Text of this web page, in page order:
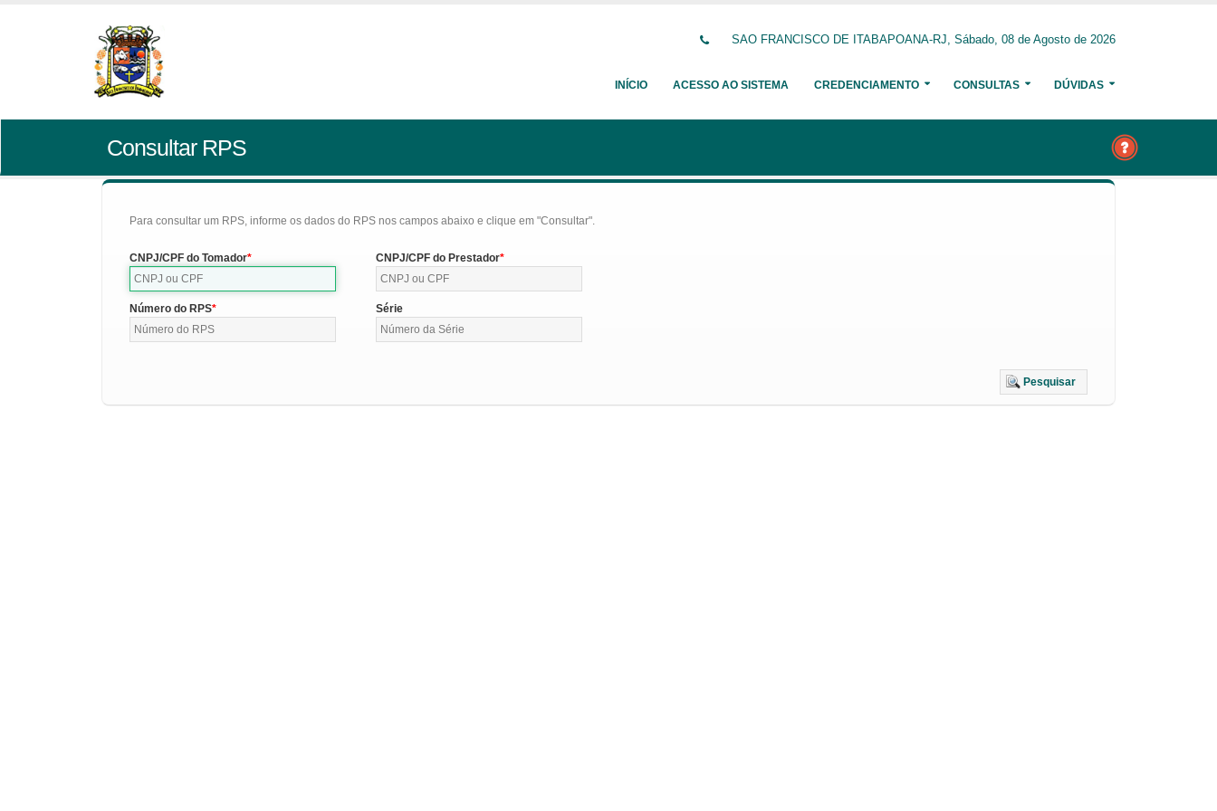
SAO FRANCISCO DE ITABAPOANA-RJ, Sábado, 08 de Agosto de 2026
INÍCIO ACESSO AO SISTEMA CREDENCIAMENTO CONSULTAS DÚVIDAS
Consultar RPS
Para consultar um RPS, informe os dados do RPS nos campos abaixo e clique em "Consultar".
CNPJ/CPF do Tomador CNPJ/CPF do Prestador
Número do RPS Série
Pesquisar